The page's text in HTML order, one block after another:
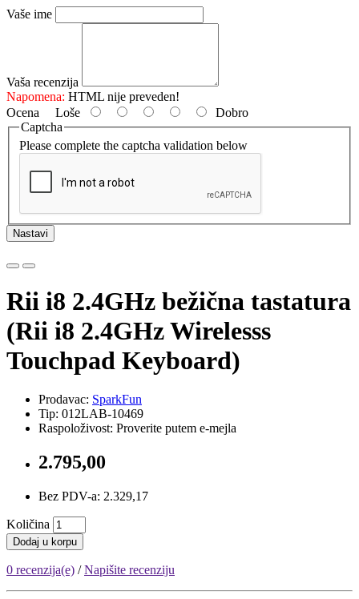
Vaše ime
Vaša recenzija
Napomena: HTML nije preveden!
Ocena Loše
Dobro
Captcha
Please complete the captcha validation below
Nastavi
Rii i8 2.4GHz bežična tastatura
(Rii i8 2.4GHz Wirelesss
Touchpad Keyboard)
Prodavac: SparkFun
Tip: 012LAB-10469
Raspoloživost: Proverite putem e-mejla
2.795,00
Bez PDV-a: 2.329,17
Količina
Dodaj u korpu
0 recenzija(e) /Napišite recenziju